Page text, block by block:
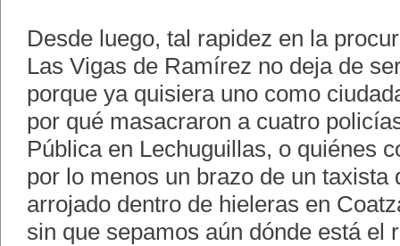
Desde luego, tal rapidez en la
Las Vigas de Ramírez no deja de
porque ya quisiera uno como
por qué masacraron a cuatro
Pública en Lechuguillas, o quiénes
por lo menos un brazo de un taxista
arrojado dentro de hieleras en
sin que sepamos aún dónde está el